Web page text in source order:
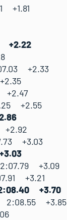
+1.81
+2.22
+2.33
+2.47
+2.55
+3.03
+3.09
+3.21
+3.70
2:08.55 +3.85